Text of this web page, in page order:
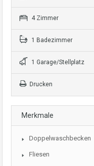
4 Zimmer
1 Badezimmer
1 Garage/Stellplatz
Drucken
Merkmale
Doppelwaschbecken
Fliesen